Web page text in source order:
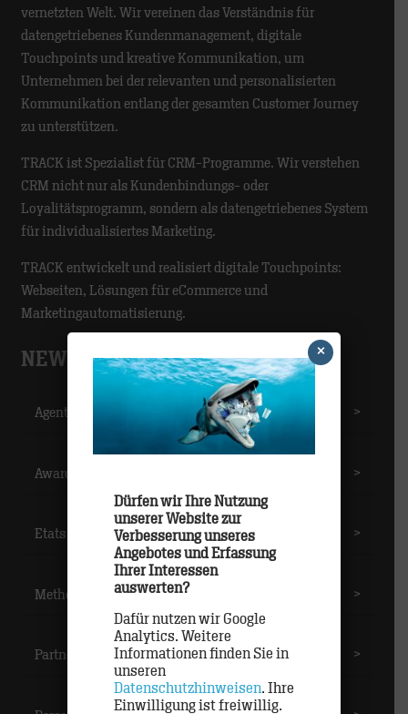
vernetzten Welt. Wir vereinen das Verständnis für
datengetriebenes Kundenmanagement, digitale
Touchpoints und kreative Kommunikation, um
Unternehmen bei der relevanten und personalisierten
Kommunikation entlang der gesamten Customer Journey
zu unterstützen.
TRACK ist Spezialist für CRM-Programme. Wir verstehen
CRM nicht nur als Kundenbindungs- oder
Loyalitätsprogramm, sondern als datengetriebenes System
für individualisiertes Marketing.
TRACK entwickelt und realisiert digitale Touchpoints:
Webseiten, Lösungen für eCommerce und
Marketingautomatisierung.
NEWS-CATEGORIES
Agentur >
Awards >
Etats >
Methoden >
Partner >
Dürfen wir Ihre Nutzung
unserer Website zur
Verbesserung unseres
Angebotes und Erfassung
Ihrer Interessen
auswerten?
Dafür nutzen wir Google
Analytics. Weitere
Informationen finden Sie in
unseren
Datenschutzhinweisen. Ihre
Einwilligung ist freiwillig.
×